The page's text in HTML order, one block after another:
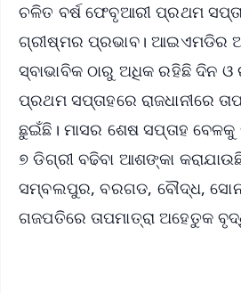
ଚଳିତ ବର୍ଷ ଫେବୃଆରୀ ପ୍ରଥମ
ଗ୍ରୀଷ୍ମର ପ୍ରଭାବ। ଆଇଏମଡିର
ସ୍ବାଭାବିକ ଠାରୁ ଅଧିକ ରହିଛି ଦିନ ଓ
ପ୍ରଥମ ସପ୍ତାହରେ ରାଜଧାନୀରେ
ଛୁଇଁଛି। ମାସର ଶେଷ ସପ୍ତାହ ବେଳକୁ
୭ ଡିଗ୍ରୀ ବଢିବା ଆଶଙ୍କା
ସମ୍ବଲପୁର, ବରଗଡ, ବୌଦ୍ଧ,
ଗଜପତିରେ ତାପମାତ୍ରା ଅହେତୁକ